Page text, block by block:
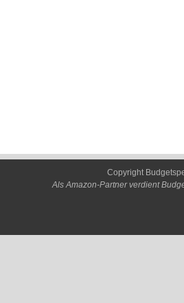
Copyright
Als Amazon-Partner verdient